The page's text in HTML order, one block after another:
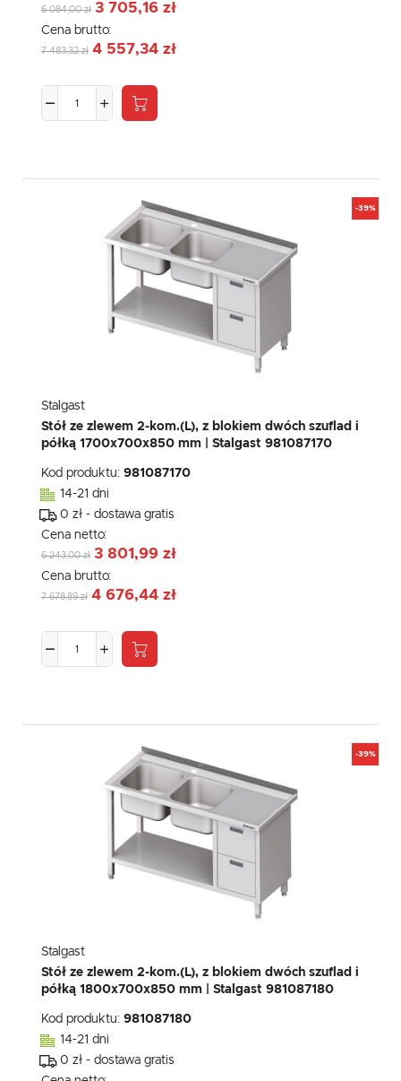
6 084,00 zł 3 705,16 zł
Cena brutto:
7 483,32 zł 4 557,34 zł
-39%
Stalgast
Stół ze zlewem 2-kom.(L), z blokiem dwóch szuflad i
półką 1700x700x850 mm | Stalgast 981087170
Kod produktu: 981087170
14-21 dni
0 zł - dostawa gratis
Cena netto:
6 243,00 zł 3 801,99 zł
Cena brutto:
7 678,89 zł 4 676,44 zł
-39%
Stalgast
Stół ze zlewem 2-kom.(L), z blokiem dwóch szuflad i
półką 1800x700x850 mm | Stalgast 981087180
Kod produktu: 981087180
14-21 dni
0 zł - dostawa gratis